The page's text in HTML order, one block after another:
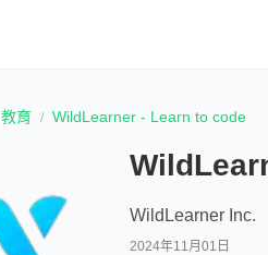
教育 WildLearner - Learn to code
WildLearner Inc.
2024年11月01日